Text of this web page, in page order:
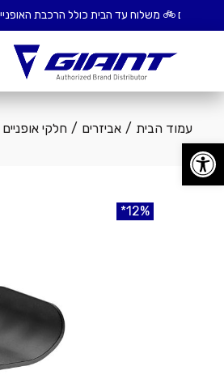
פתח סרגל נגישות
עמוד הבית אביזרים חלקי אופניים
12%
12%